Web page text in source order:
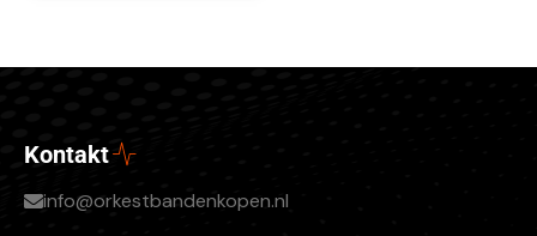
Kontakt
info@orkestbandenkopen.nl